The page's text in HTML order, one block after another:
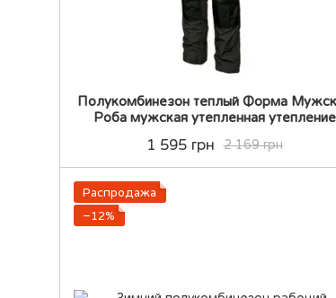
Полукомбинезон теплый Форма
Роба мужская утепленная утепление
2 169 грн
1 595 грн
Распродажа
−12%